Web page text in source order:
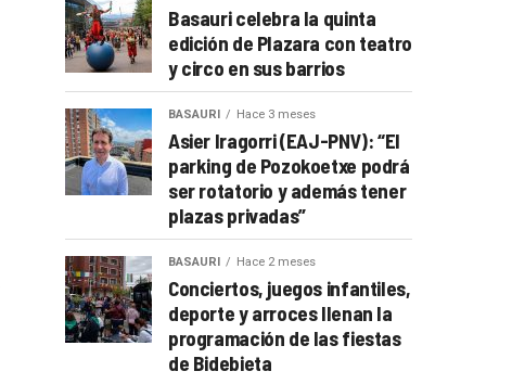
Basauri celebra la quinta
edición de Plazara con teatro
y circo en sus barrios
BASAURI Hace 3 meses
Asier Iragorri (EAJ-PNV): “El
parking de Pozokoetxe podrá
ser rotatorio y además tener
plazas privadas”
BASAURI Hace 2 meses
Conciertos, juegos infantiles,
deporte y arroces llenan la
programación de las fiestas
de Bidebieta